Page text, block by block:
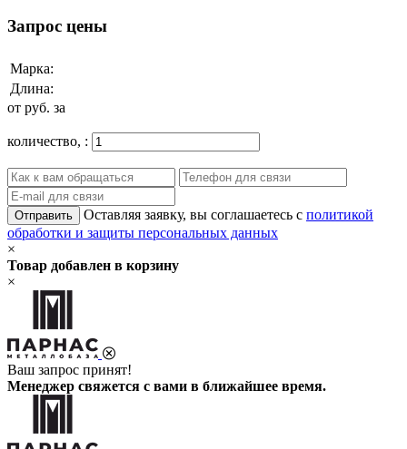
Запрос цены
Марка:
Длина:
от руб. за
количество, :
Отправить Оставляя заявку, вы соглашаетесь с политикой
обработки и защиты персональных данных
×
Товар добавлен в корзину
×
Ваш запрос принят!
Менеджер свяжется с вами в ближайшее время.